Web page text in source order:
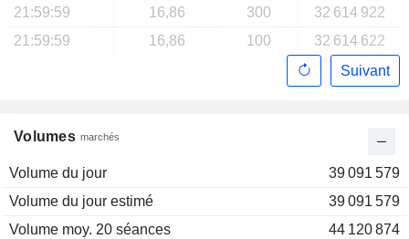
Volumes marchés
Volume du jour
39 091 579
Volume du jour estimé
39 091 579
Volume moy. 20 séances
44 120 874
21:59:59
16,86 300
32 614 922
21:59:59
16,86 100
32 614 622
Suivant